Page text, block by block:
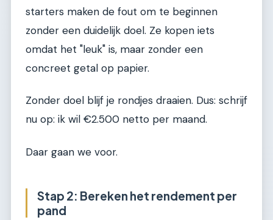
starters maken de fout om te beginnen
zonder een duidelijk doel. Ze kopen iets
omdat het "leuk" is, maar zonder een
concreet getal op papier.
Zonder doel blijf je rondjes draaien. Dus: schrijf
nu op: ik wil €2.500 netto per maand.
Daar gaan we voor.
Stap 2: Bereken het rendement per
pand